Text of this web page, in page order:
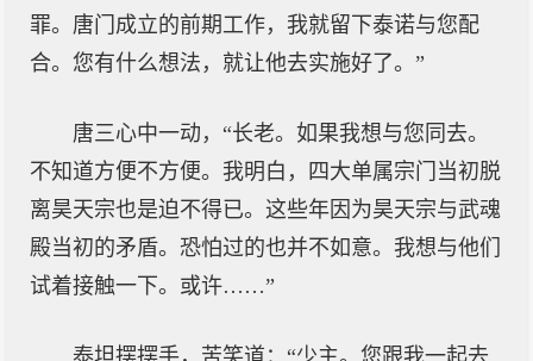
罪。唐门成立的前期工作，我就留下泰诺与您配
合。您有什么想法，就让他去实施好了。”
唐三心中一动，“长老。如果我想与您同去。
不知道方便不方便。我明白，四大单属宗门当初脱
离昊天宗也是迫不得已。这些年因为昊天宗与武魂
殿当初的矛盾。恐怕过的也并不如意。我想与他们
试着接触一下。或许……”
泰坦摆摆手，苦笑道：“少主。您跟我一起去